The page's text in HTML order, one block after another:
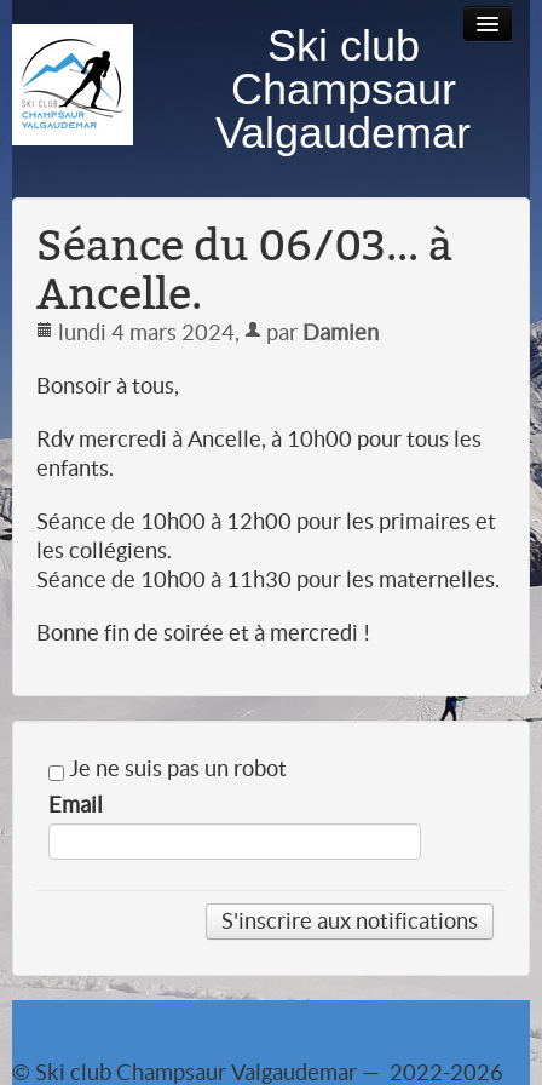
Ski club
Champsaur
Valgaudemar
Accueil Contact
photos
Séance du 06/03... à
Ancelle.
lundi 4 mars 2024, par Damien
Bonsoir à tous,
Rdv mercredi à Ancelle, à 10h00 pour tous les
enfants.
Séance de 10h00 à 12h00 pour les primaires et
les collégiens.
Séance de 10h00 à 11h30 pour les maternelles.
Bonne fin de soirée et à mercredi !
Je ne suis pas un robot
Email
© Ski club Champsaur Valgaudemar — 2022-2026